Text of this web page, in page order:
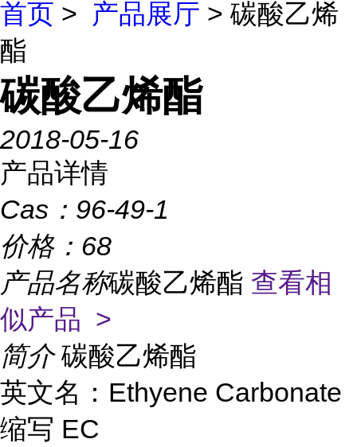
首页 > 产品展厅 > 碳酸乙烯
酯
碳酸乙烯酯
2018-05-16
产品详情
Cas： 96-49-1
价格： 68
产品名称碳酸乙烯酯 查看相
似产品 >
简介 碳酸乙烯酯
英文名：Ethyene Carbonate
缩写 EC